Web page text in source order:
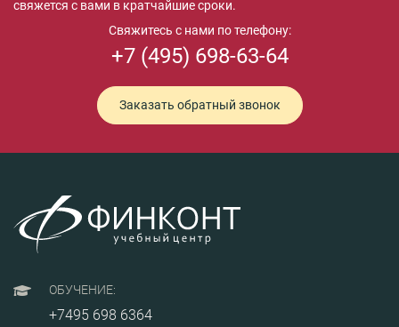
свяжется с вами в кратчайшие сроки.
Свяжитесь с нами по телефону:
+7 (495) 698-63-64
Заказать обратный звонок
ОБУЧЕНИЕ:
+7495 698 6364